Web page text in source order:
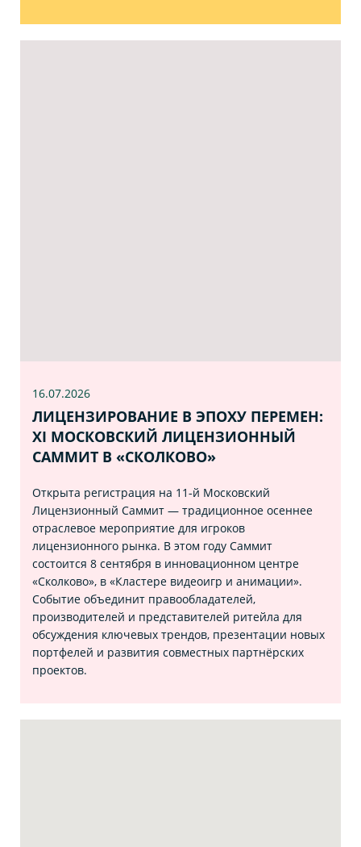
16.07.2026
ЛИЦЕНЗИРОВАНИЕ В ЭПОХУ ПЕРЕМЕН:
XI МОСКОВСКИЙ ЛИЦЕНЗИОННЫЙ
САММИТ В «СКОЛКОВО»
Открыта регистрация на 11‑й Московский
Лицензионный Саммит — традиционное осеннее
отраслевое мероприятие для игроков
лицензионного рынка. В этом году Саммит
состоится 8 сентября в инновационном центре
«Сколково», в «Кластере видеоигр и анимации».
Событие объединит правообладателей,
производителей и представителей ритейла для
обсуждения ключевых трендов, презентации новых
портфелей и развития совместных партнёрских
проектов.